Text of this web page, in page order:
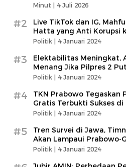
Minut | 4 Juli 2026
#2
Live TikTok dan IG,
Hatta yang Anti Korupsi
Politik | 4 Januari 2024
#3
Elektabilitas Meningkat,
Menang Jika Pilpres 2
Politik | 4 Januari 2024
#4
TKN Prabowo Tegaskan
Gratis Terbukti Sukses di
Politik | 4 Januari 2024
#5
Tren Survei di Jawa,
Akan Lampaui Prabowo-
Politik | 4 Januari 2024